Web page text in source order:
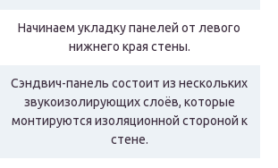
Начинаем укладку панелей от левого
нижнего края стены.
Сэндвич-панель состоит из нескольких
звукоизолирующих слоёв, которые
монтируются изоляционной стороной к
стене.